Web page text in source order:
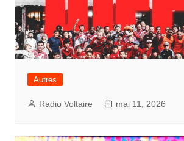
Autres
Radio Voltaire mai 11, 2026